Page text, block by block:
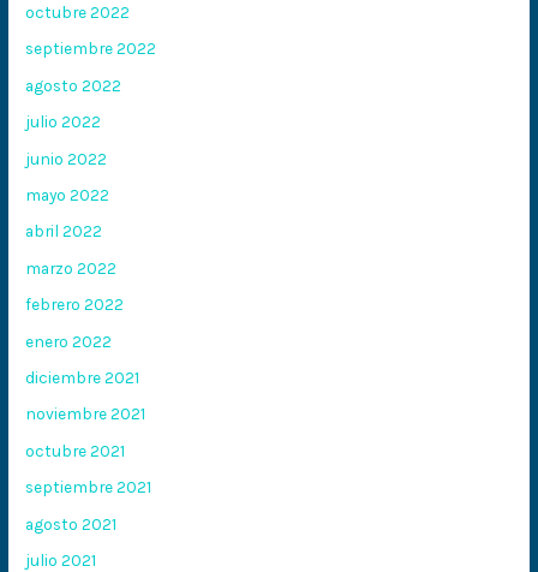
octubre 2022
septiembre 2022
agosto 2022
julio 2022
junio 2022
mayo 2022
abril 2022
marzo 2022
febrero 2022
enero 2022
diciembre 2021
noviembre 2021
octubre 2021
septiembre 2021
agosto 2021
julio 2021